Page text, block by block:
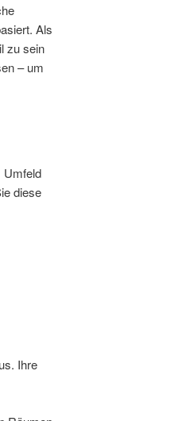
Als
zu sein
– um
Umfeld
diese
Ihre